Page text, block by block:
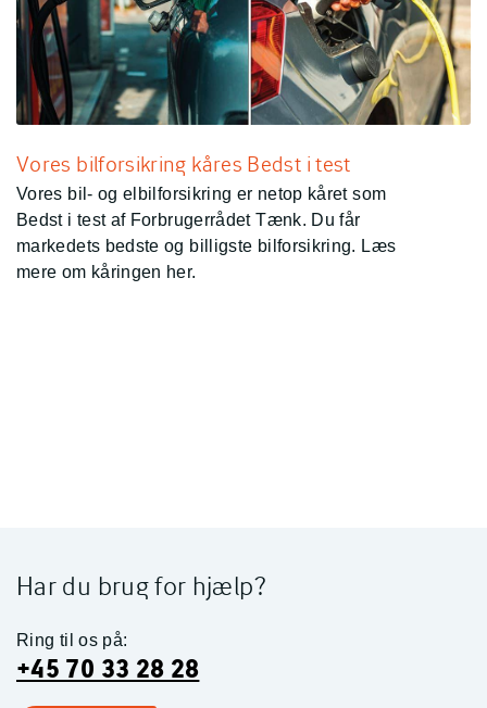
Vores bilforsikring kåres Bedst i test
Vores bil- og elbilforsikring er netop kåret som
Bedst i test af Forbrugerrådet Tænk. Du får
markedets bedste og billigste bilforsikring. Læs
mere om kåringen her.
Har du brug for hjælp?
Ring til os på:
+45 70 33 28 28